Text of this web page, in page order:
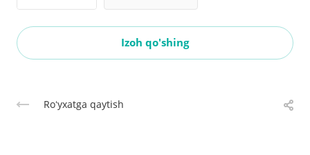
Izoh qo'shing
Roʻyxatga qaytish